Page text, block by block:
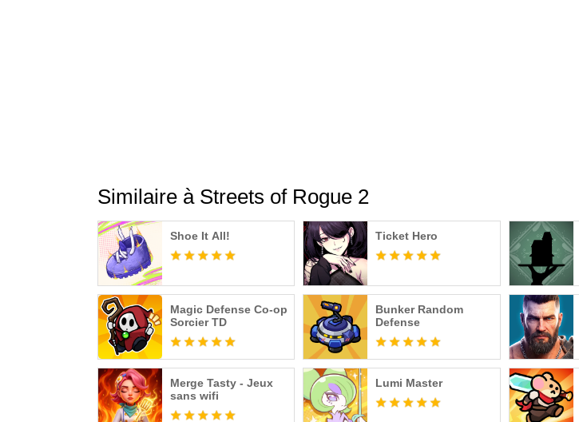
Similaire à Streets of Rogue 2
Shoe It All! Ticket Hero
Magic Defense Co-op
Sorcier TD
Bunker Random
Defense
Merge Tasty - Jeux
sans wifi
Lumi Master